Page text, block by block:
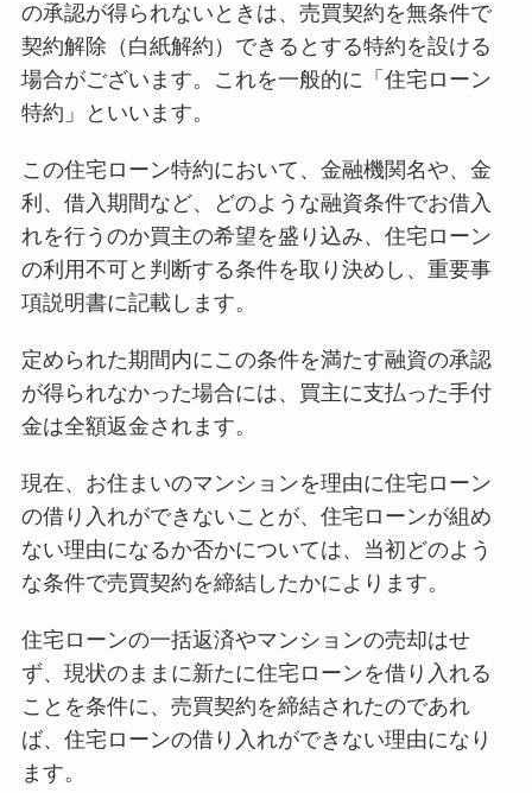
の承認が得られないときは、売買契約を無条件で
契約解除（白紙解約）できるとする特約を設ける
場合がございます。これを一般的に「住宅ローン
特約」といいます。
この住宅ローン特約において、金融機関名や、金
利、借入期間など、どのような融資条件でお借入
れを行うのか買主の希望を盛り込み、住宅ローン
の利用不可と判断する条件を取り決めし、重要事
項説明書に記載します。
定められた期間内にこの条件を満たす融資の承認
が得られなかった場合には、買主に支払った手付
金は全額返金されます。
現在、お住まいのマンションを理由に住宅ローン
の借り入れができないことが、住宅ローンが組め
ない理由になるか否かについては、当初どのよう
な条件で売買契約を締結したかによります。
住宅ローンの一括返済やマンションの売却はせ
ず、現状のままに新たに住宅ローンを借り入れる
ことを条件に、売買契約を締結されたのであれ
ば、住宅ローンの借り入れができない理由になり
ます。